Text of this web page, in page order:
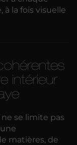
la fois visuelle
intérieur
ne se limite pas
matières, de